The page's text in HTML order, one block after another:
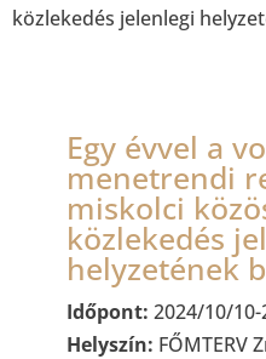
közlekedés jelenlegi
Egy évvel a
menetrendi
miskolci
közlekedés
helyzetének
Időpont: 2024/10/
Helyszín: FŐMTERV